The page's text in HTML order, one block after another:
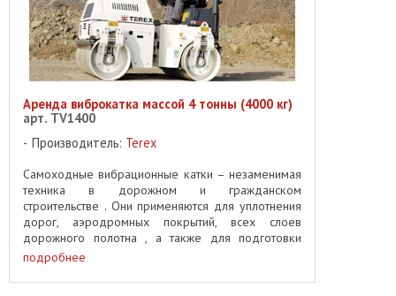
Аренда виброкатка массой 4 тонны (4000 кг)
арт. TV1400
Производитель: Terex
Самоходные вибрационные катки – незаменимая
техника в дорожном и гражданском
строительстве . Они применяются для уплотнения
дорог, аэродромных покрытий, всех слоев
дорожного полотна , а также для подготовки
оснований и фундаментов из несвязанных ...
подробнее